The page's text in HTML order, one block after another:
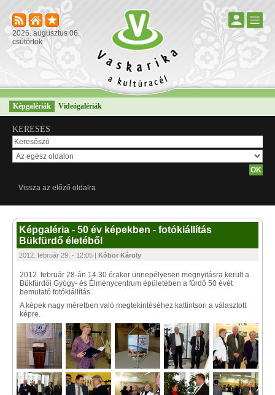
2026. augusztus 06.
csütörtök
Képgalériák Videógalériák
KERESÉS
Vissza az előző oldalra
Képgaléria - 50 év képekben - fotókiállítás
Bükfürdő életéből
2012. február 29. - 12:05 | Kóbor Károly
2012. február 28-án 14.30 órakor ünnepélyesen megnyitásra került a
Bükfürdői Gyógy- és Élménycentrum épületében a fürdő 50 évét
bemutató fotókiállítás.
A képek nagy méretben való megtekintéséhez kattintson a választott
képre.